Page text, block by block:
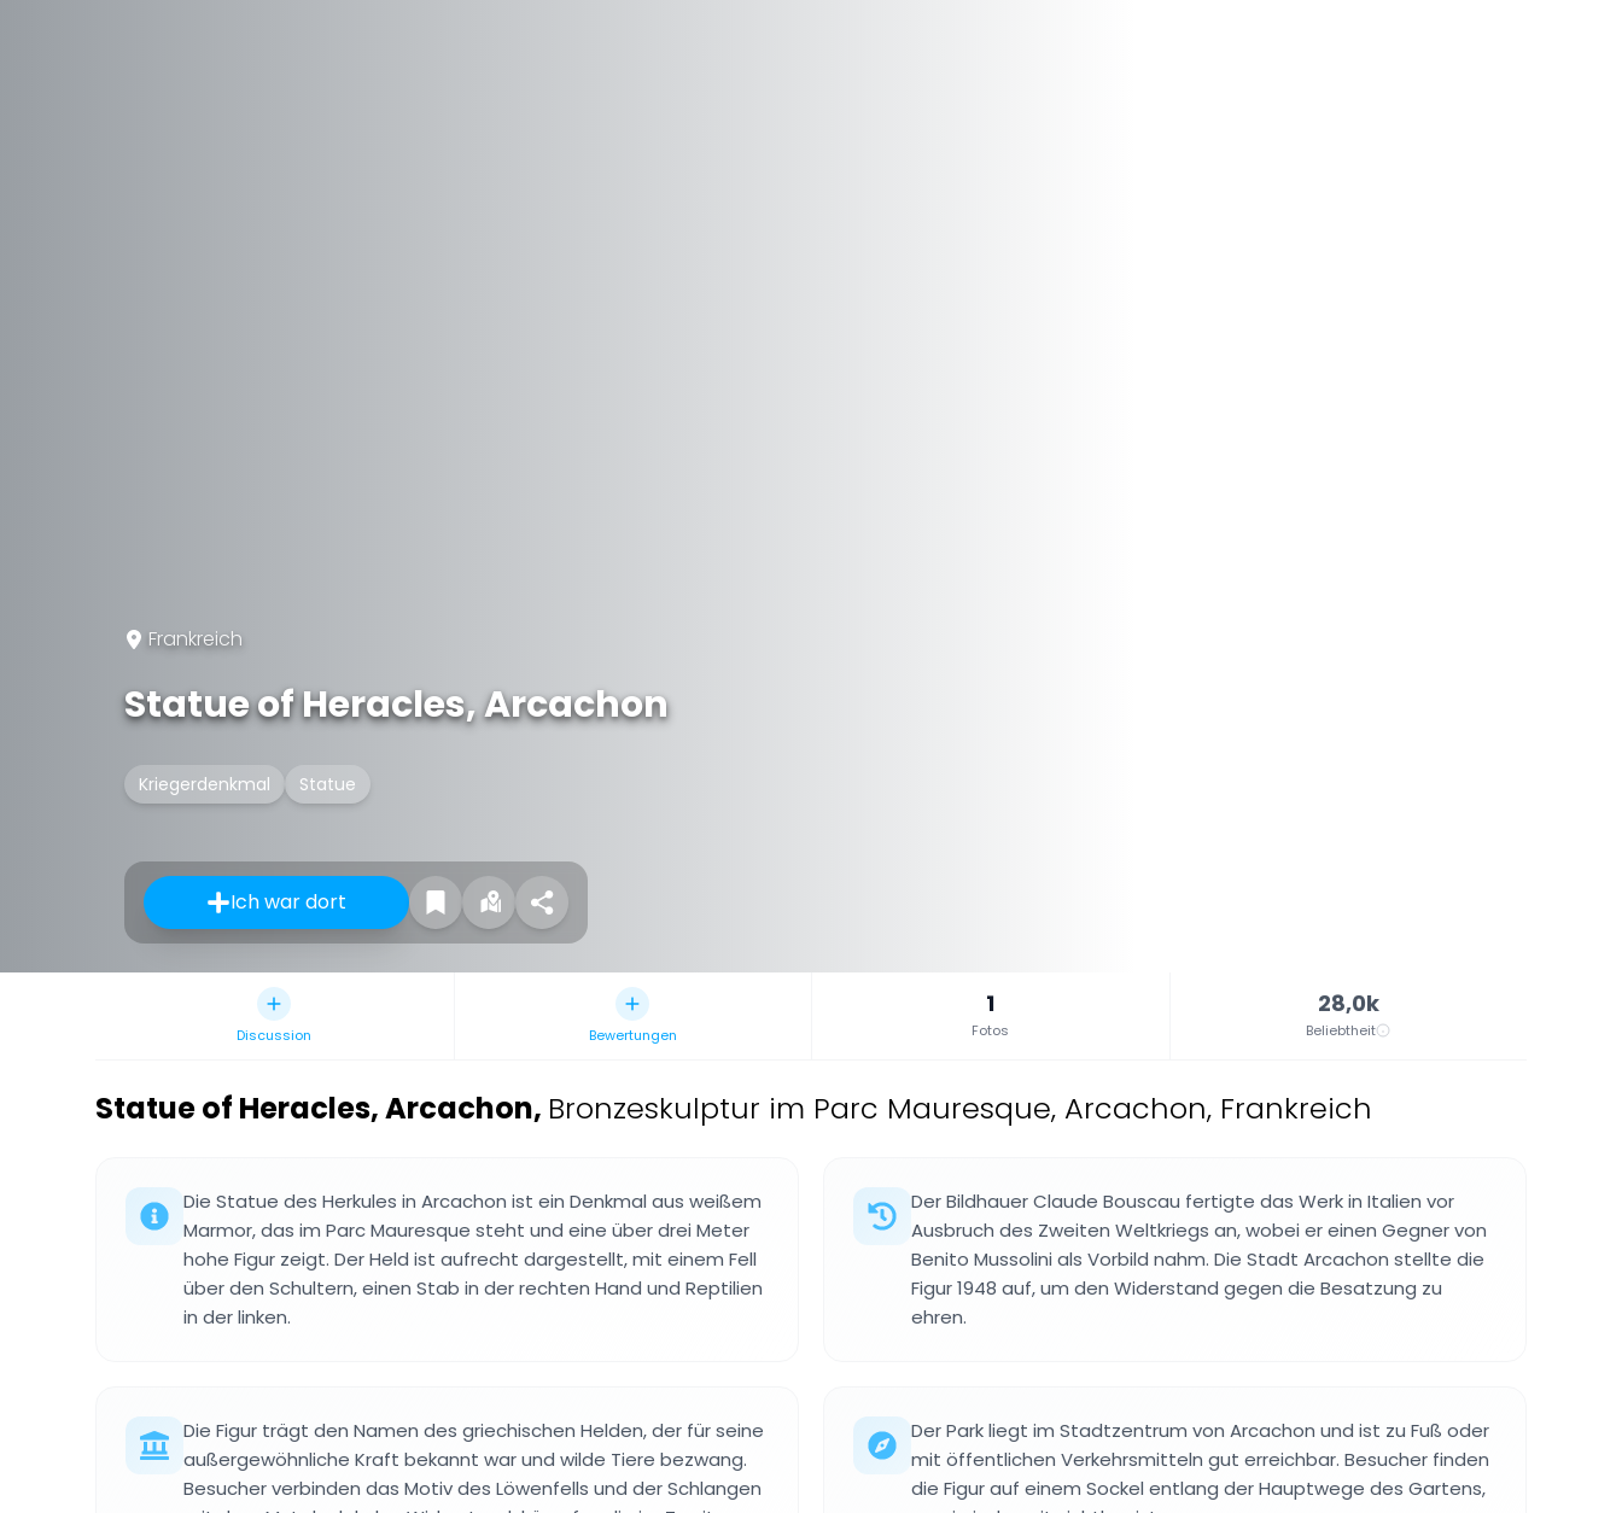
Frankreich
Statue of Heracles, Arcachon
Kriegerdenkmal Statue
Ich war dort
Discussion Bewertungen
1
Fotos
28,0k
Beliebtheit
Statue of Heracles, Arcachon, Bronzeskulptur im Parc Mauresque, Arcachon, Frankreich
Die Statue des Herkules in Arcachon ist ein Denkmal aus weißem
Marmor, das im Parc Mauresque steht und eine über drei Meter
hohe Figur zeigt. Der Held ist aufrecht dargestellt, mit einem Fell
über den Schultern, einen Stab in der rechten Hand und Reptilien
in der linken.
Der Bildhauer Claude Bouscau fertigte das Werk in Italien vor
Ausbruch des Zweiten Weltkriegs an, wobei er einen Gegner von
Benito Mussolini als Vorbild nahm. Die Stadt Arcachon stellte die
Figur 1948 auf, um den Widerstand gegen die Besatzung zu
ehren.
Die Figur trägt den Namen des griechischen Helden, der für seine
außergewöhnliche Kraft bekannt war und wilde Tiere bezwang.
Besucher verbinden das Motiv des Löwenfells und der Schlangen
Der Park liegt im Stadtzentrum von Arcachon und ist zu Fuß oder
mit öffentlichen Verkehrsmitteln gut erreichbar. Besucher finden
die Figur auf einem Sockel entlang der Hauptwege des Gartens,